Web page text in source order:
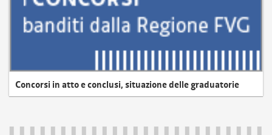
Concorsi in atto e conclusi, situazione delle graduatorie